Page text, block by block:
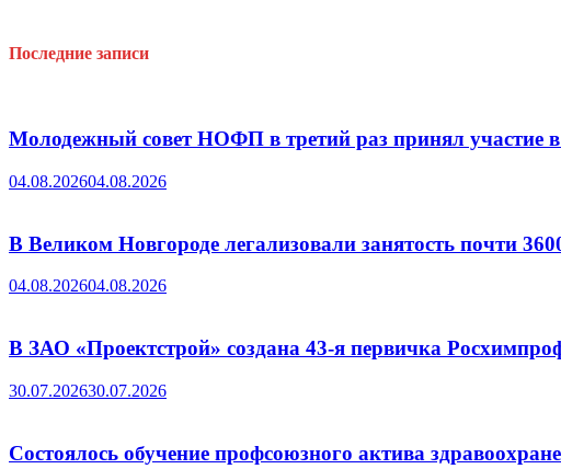
Последние записи
Молодежный совет НОФП в третий раз принял участие
04.08.202604.08.2026
В Великом Новгороде легализовали занятость почти
04.08.202604.08.2026
В ЗАО «Проектстрой» создана 43-я первичка
30.07.202630.07.2026
Состоялось обучение профсоюзного актива